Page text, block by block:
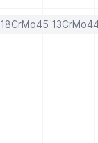
18CrMo45KW